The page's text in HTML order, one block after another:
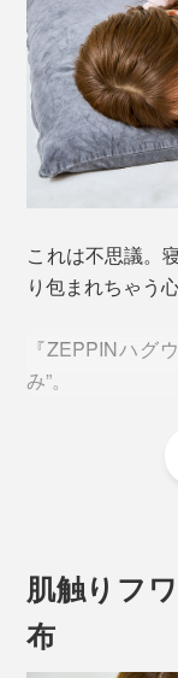
これは不思議。
り包まれちゃう
『ZEPPINハグ
み”。
肌触りフ
布